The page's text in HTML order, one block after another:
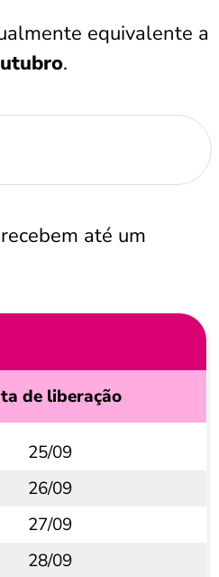
equivalente a
.
até um
de liberação
25/09
26/09
27/09
28/09